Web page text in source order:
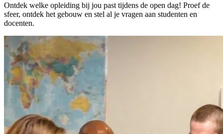
Ontdek welke opleiding bij jou past tijdens de open dag! Proef de
sfeer, ontdek het gebouw en stel al je vragen aan studenten en
docenten.